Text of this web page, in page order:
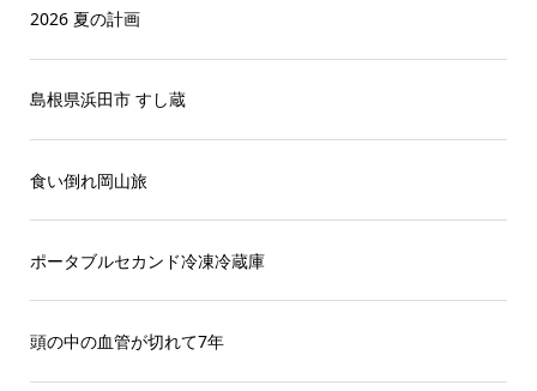
2026 夏の計画
島根県浜田市 すし蔵
食い倒れ岡山旅
ポータブルセカンド冷凍冷蔵庫
頭の中の血管が切れて7年